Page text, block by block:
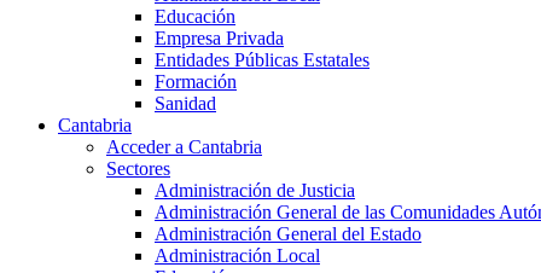
Educación
Empresa Privada
Entidades Públicas Estatales
Formación
Sanidad
Cantabria
Acceder a Cantabria
Sectores
Administración de Justicia
Administración General de las Comunidades
Administración General del Estado
Administración Local